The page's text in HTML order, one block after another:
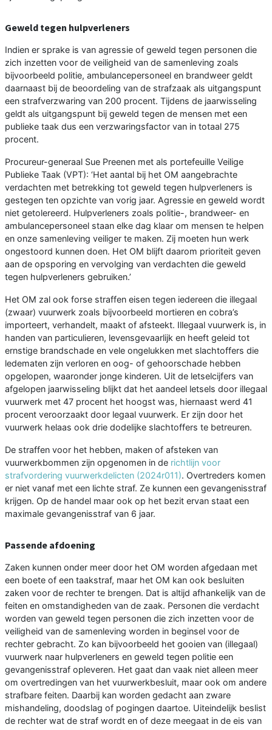
Geweld tegen hulpverleners
Indien er sprake is van agressie of geweld tegen personen die
zich inzetten voor de veiligheid van de samenleving zoals
bijvoorbeeld politie, ambulancepersoneel en brandweer geldt
daarnaast bij de beoordeling van de strafzaak als uitgangspunt
een strafverzwaring van 200 procent. Tijdens de jaarwisseling
geldt als uitgangspunt bij geweld tegen de mensen met een
publieke taak dus een verzwaringsfactor van in totaal 275
procent.
Procureur-generaal Sue Preenen met als portefeuille Veilige
Publieke Taak (VPT): ‘Het aantal bij het OM aangebrachte
verdachten met betrekking tot geweld tegen hulpverleners is
gestegen ten opzichte van vorig jaar. Agressie en geweld wordt
niet getolereerd. Hulpverleners zoals politie-, brandweer- en
ambulancepersoneel staan elke dag klaar om mensen te helpen
en onze samenleving veiliger te maken. Zij moeten hun werk
ongestoord kunnen doen. Het OM blijft daarom prioriteit geven
aan de opsporing en vervolging van verdachten die geweld
tegen hulpverleners gebruiken.’
Het OM zal ook forse straffen eisen tegen iedereen die illegaal
(zwaar) vuurwerk zoals bijvoorbeeld mortieren en cobra’s
importeert, verhandelt, maakt of afsteekt. Illegaal vuurwerk is, in
handen van particulieren, levensgevaarlijk en heeft geleid tot
ernstige brandschade en vele ongelukken met slachtoffers die
ledematen zijn verloren en oog- of gehoorschade hebben
opgelopen, waaronder jonge kinderen. Uit de letselcijfers van
afgelopen jaarwisseling blijkt dat het aandeel letsels door illegaal
vuurwerk met 47 procent het hoogst was, hiernaast werd 41
procent veroorzaakt door legaal vuurwerk. Er zijn door het
vuurwerk helaas ook drie dodelijke slachtoffers te betreuren.
De straffen voor het hebben, maken of afsteken van
vuurwerkbommen zijn opgenomen in de richtlijn voor
strafvordering vuurwerkdelicten (2024r011). Overtreders komen
er niet vanaf met een lichte straf. Ze kunnen een gevangenisstraf
krijgen. Op de handel maar ook op het bezit ervan staat een
maximale gevangenisstraf van 6 jaar.
Passende afdoening
Zaken kunnen onder meer door het OM worden afgedaan met
een boete of een taakstraf, maar het OM kan ook besluiten
zaken voor de rechter te brengen. Dat is altijd afhankelijk van de
feiten en omstandigheden van de zaak. Personen die verdacht
worden van geweld tegen personen die zich inzetten voor de
veiligheid van de samenleving worden in beginsel voor de
rechter gebracht. Zo kan bijvoorbeeld het gooien van (illegaal)
vuurwerk naar hulpverleners en geweld tegen politie een
gevangenisstraf opleveren. Het gaat dan vaak niet alleen meer
om overtredingen van het vuurwerkbesluit, maar ook om andere
strafbare feiten. Daarbij kan worden gedacht aan zware
mishandeling, doodslag of pogingen daartoe. Uiteindelijk beslist
de rechter wat de straf wordt en of deze meegaat in de eis van